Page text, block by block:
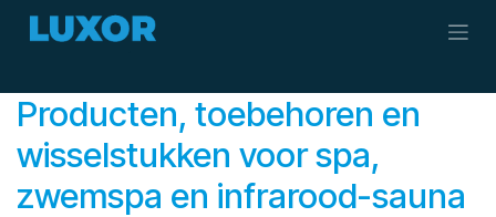
Overslaan naar inhoud
Producten, toebehoren en
wisselstukken ​voor spa,
zwemspa en infrarood-sauna